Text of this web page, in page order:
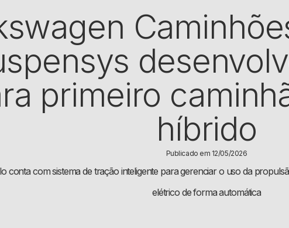
primeiro
híbrido
Publicado em 12/05/2026
conta com sistema de tração inteligente para gerenciar o uso da
elétrico de forma automática